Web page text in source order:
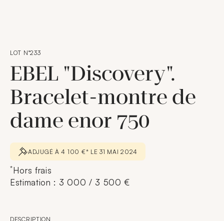
LOT N°233
EBEL "Discovery".
Bracelet-montre de
dame enor 750
ADJUGÉ À 4 100 €* LE 31 MAI 2024
*Hors frais
Estimation : 3 000 / 3 500 €
DESCRIPTION